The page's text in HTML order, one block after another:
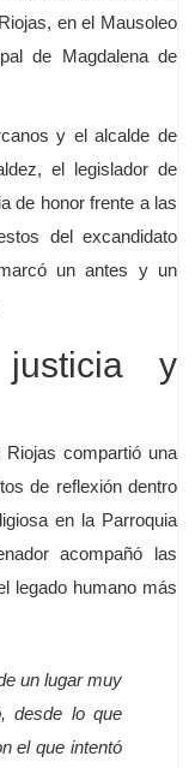
en el Mausoleo
de Magdalena de
y el alcalde de
el legislador de
de honor frente a las
del excandidato
un antes y un
y
compartió una
de reflexión dentro
en la Parroquia
acompañó las
legado humano más
un lugar muy
desde lo que
el que intentó